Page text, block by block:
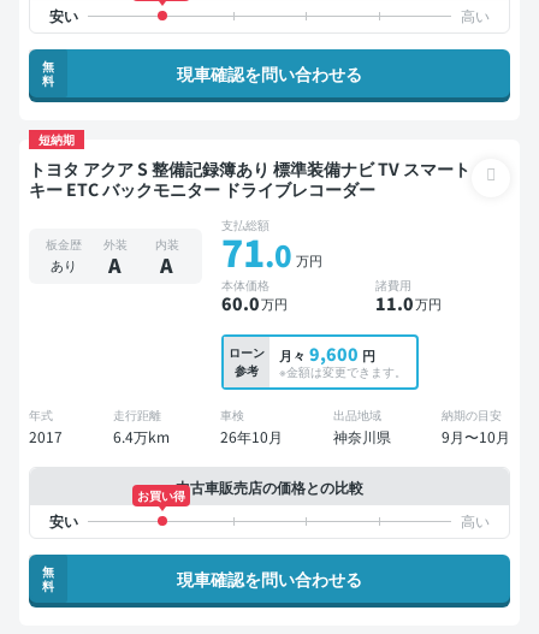
無
料
現車確認を問い合わせる
短納期
トヨタ アクア S 整備記録簿あり 標準装備ナビ TV スマート
キー ETC バックモニター ドライブレコーダー
板金歴
あり
外装
A
内装
A
支払総額
71.0 万円
本体価格
60.0万円
諸費用
11.0万円
ローン
参考
月々 9,600 円
※金額は変更できます。
年式
2017
走行距離
6.4万km
車検
26年10月
出品地域
神奈川県
納期の目安
9月〜10月
中古車販売店の価格との比較
お買い得
無
料
現車確認を問い合わせる